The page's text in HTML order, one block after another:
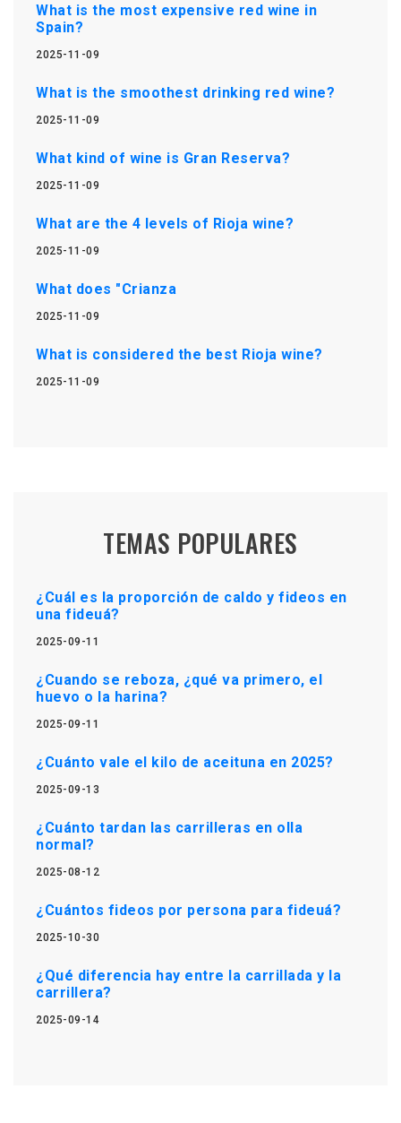
What is the most expensive red wine in
Spain?
2025-11-09
What is the smoothest drinking red wine?
2025-11-09
What kind of wine is Gran Reserva?
2025-11-09
What are the 4 levels of Rioja wine?
2025-11-09
What does "Crianza
2025-11-09
What is considered the best Rioja wine?
2025-11-09
TEMAS POPULARES
¿Cuál es la proporción de caldo y fideos en
una fideuá?
2025-09-11
¿Cuando se reboza, ¿qué va primero, el
huevo o la harina?
2025-09-11
¿Cuánto vale el kilo de aceituna en 2025?
2025-09-13
¿Cuánto tardan las carrilleras en olla
normal?
2025-08-12
¿Cuántos fideos por persona para fideuá?
2025-10-30
¿Qué diferencia hay entre la carrillada y la
carrillera?
2025-09-14